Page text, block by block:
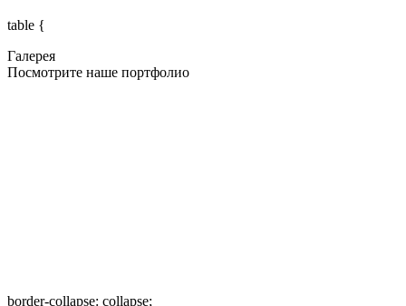
table {
Галерея
Посмотрите наше портфолио
border-collapse: collapse;